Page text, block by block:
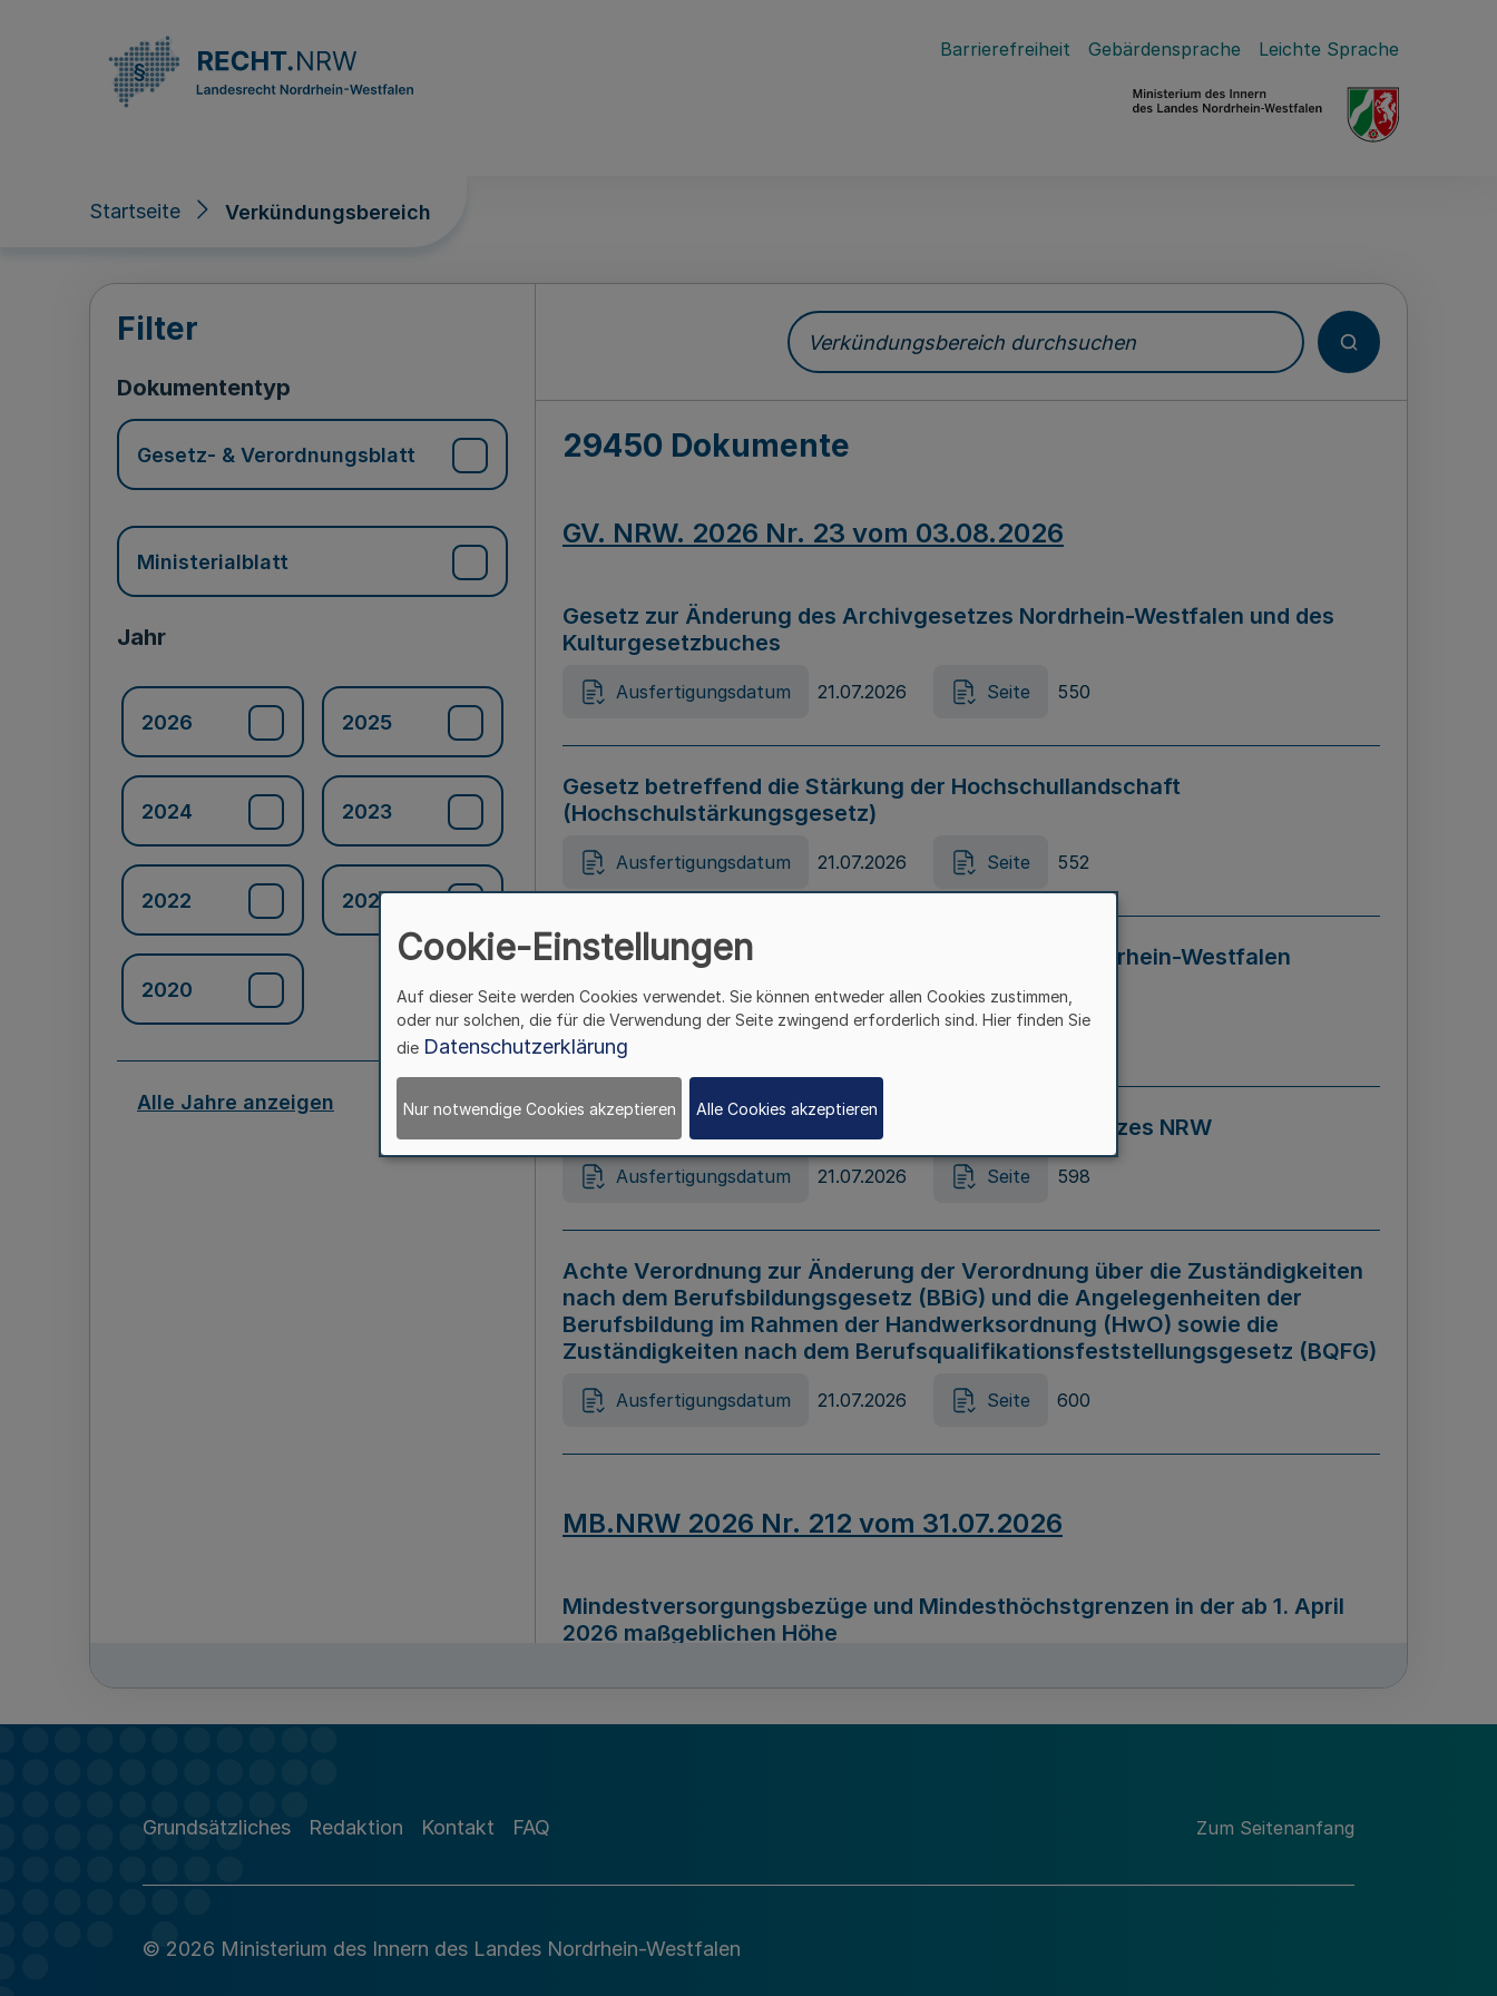
Barrierefreiheit Gebärdensprache Leichte Sprache
Startseite Verkündungsbereich
Verkündungsbereich
Filter
Dokumententyp
Gesetz- & Verordnungsblatt
Ministerialblatt
Jahr
2026 2025
2024 2023
2022 2021
2020
Alle Jahre anzeigen
Verkündungsbereich durchsuchen
29450 Dokumente
GV. NRW. 2026 Nr. 23 vom 03.08.2026
Gesetz zur Änderung des Archivgesetzes Nordrhein-Westfalen und des
Kulturgesetzbuches
Ausfertigungsdatum 21.07.2026 Seite 550
Gesetz betreffend die Stärkung der Hochschullandschaft
(Hochschulstärkungsgesetz)
Ausfertigungsdatum 21.07.2026 Seite 552
Gesetz zur Vermeidung von Diskriminierung in Nordrhein-Westfalen
(Landesantidiskriminierungsgesetz – LADG NRW)
Ausfertigungsdatum 21.07.2026 Seite 595
Gesetz zur Änderung des Online-Casinospiel Gesetzes NRW
Ausfertigungsdatum 21.07.2026 Seite 598
Achte Verordnung zur Änderung der Verordnung über die Zuständigkeiten
nach dem Berufsbildungsgesetz (BBiG) und die Angelegenheiten der
Berufsbildung im Rahmen der Handwerksordnung (HwO) sowie die
Zuständigkeiten nach dem Berufsqualifikationsfeststellungsgesetz (BQFG)
Ausfertigungsdatum 21.07.2026 Seite 600
MB.NRW 2026 Nr. 212 vom 31.07.2026
Mindestversorgungsbezüge und Mindesthöchstgrenzen in der ab 1. April
2026 maßgeblichen Höhe
Richtlinie zur Durchführung des Förderprogramms „Mittelstand Innovativ &
Grundsätzliches Redaktion Kontakt FAQ Zum Seitenanfang
© 2026 Ministerium des Innern des Landes Nordrhein-Westfalen
Cookie-Einstellungen
Auf dieser Seite werden Cookies verwendet. Sie können entweder allen Cookies zustimmen,
oder nur solchen, die für die Verwendung der Seite zwingend erforderlich sind. Hier finden Sie
die Datenschutzerklärung
Nur notwendige Cookies akzeptieren Alle Cookies akzeptieren